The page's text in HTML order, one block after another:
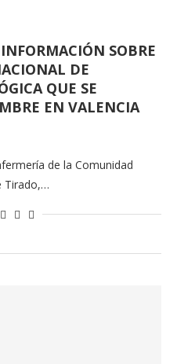
SOBRE
DE
QUE SE
EN VALENCIA
de la Comunidad
Tirado,…